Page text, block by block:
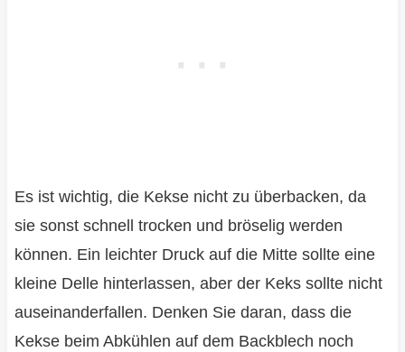
Es ist wichtig, die Kekse nicht zu überbacken, da
sie sonst schnell trocken und bröselig werden
können. Ein leichter Druck auf die Mitte sollte eine
kleine Delle hinterlassen, aber der Keks sollte nicht
auseinanderfallen. Denken Sie daran, dass die
Kekse beim Abkühlen auf dem Backblech noch